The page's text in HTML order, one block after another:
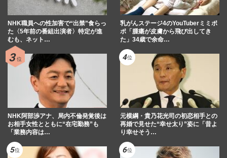
NHK職員への性加害で“出禁”食らっ
た〈5年前の番組出演者〉特定が進
むも、ネット…
乳がんステージ4のYouTuberミミポ
ポ「腫瘍が皮膚から飛び出してき
た」34歳で余命…
NHK阿部渉アナ、局内不倫発覚後は
お相手女性とともに“在宅勤務”も
「業務内容は…
元横綱・貴乃花光司の初恋相手との
再婚で見せた“幸せ太り”姿に「昔よ
り幸せそう…